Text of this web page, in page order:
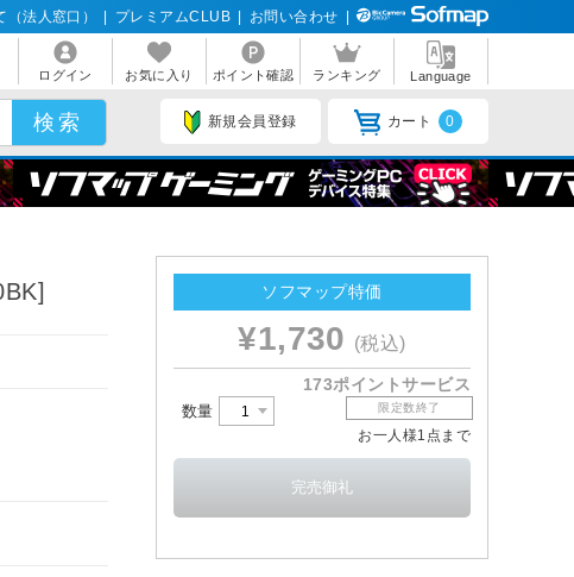
法人窓口） プレミアムCLUB お問い合わせ
ログイン お気に入り ポイント確認 ランキング Language
新規会員登録 カート 0
ソフマップ特価
¥1,730 (税込)
173ポイントサービス
数量 限定数終了
お一人様1点まで